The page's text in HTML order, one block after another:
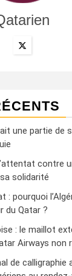
une partie de
contre
solidarité
: pourquoi
du Qatar ?
: le maillot
Airways non
de calligraphie